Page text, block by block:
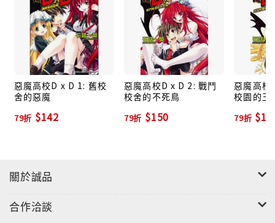
惡魔高校D x D 1: 舊校
舍的惡魔
79折 $142
惡魔高校D x D 2: 戰鬥
校舍的不死鳥
79折 $150
惡魔高校
校園的王
79折
關於誠品
合作洽談